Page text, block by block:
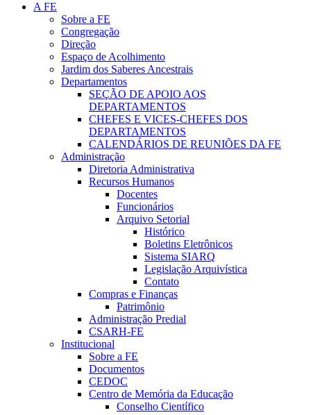
A FE
Sobre a FE
Congregação
Direção
Espaço de Acolhimento
Jardim dos Saberes Ancestrais
Departamentos
SEÇÃO DE APOIO AOS
DEPARTAMENTOS
CHEFES E VICES-CHEFES DOS
DEPARTAMENTOS
CALENDÁRIOS DE REUNIÕES DA FE
Administração
Diretoria Administrativa
Recursos Humanos
Docentes
Funcionários
Arquivo Setorial
Histórico
Boletins Eletrônicos
Sistema SIARQ
Legislação Arquivística
Contato
Compras e Finanças
Patrimônio
Administração Predial
CSARH-FE
Institucional
Sobre a FE
Documentos
CEDOC
Centro de Memória da Educação
Conselho Científico